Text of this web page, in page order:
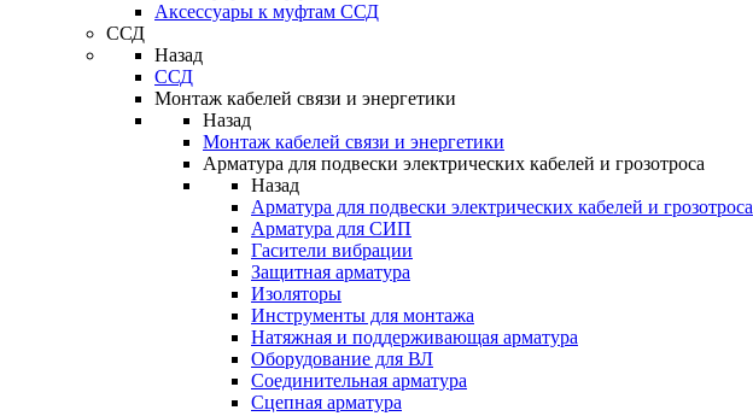
Аксессуары к муфтам ССД
ССД
Назад
ССД
Монтаж кабелей связи и энергетики
Назад
Монтаж кабелей связи и энергетики
Арматура для подвески электрических кабелей и грозотроса
Назад
Арматура для подвески электрических кабелей и грозотроса
Арматура для СИП
Гасители вибрации
Защитная арматура
Изоляторы
Инструменты для монтажа
Натяжная и поддерживающая арматура
Оборудование для ВЛ
Соединительная арматура
Сцепная арматура